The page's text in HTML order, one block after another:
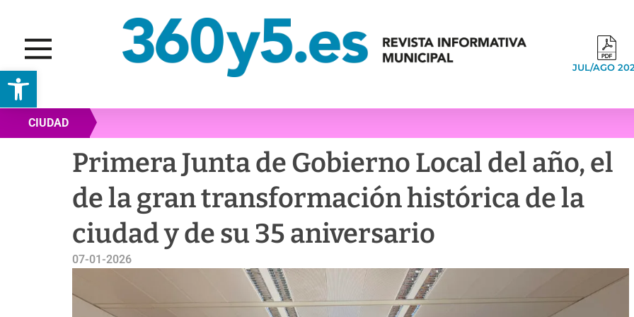
Abrir barra de herramientas JUL/AGO
CIUDAD
Primera Junta de Gobierno Local del año, el
de la gran transformación histórica de la
ciudad y de su 35 aniversario
07-01-2026